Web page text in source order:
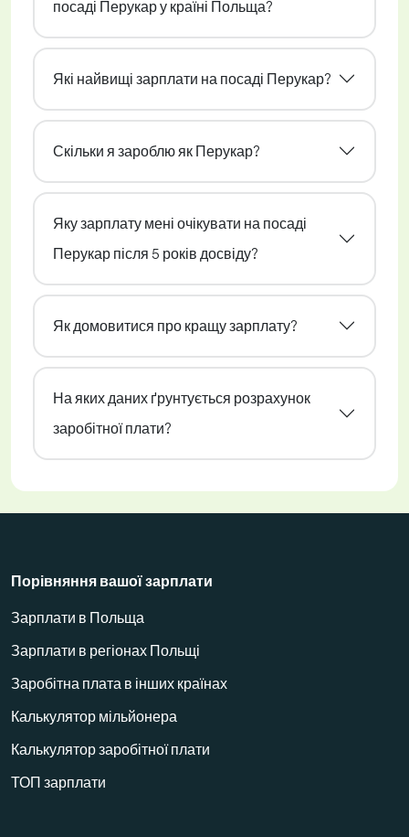
посаді Перукар у країні Польща?
Які найвищі зарплати на посаді Перукар?
Скільки я зароблю як Перукар?
Яку зарплату мені очікувати на посаді
Перукар після 5 років досвіду?
Як домовитися про кращу зарплату?
На яких даних ґрунтується розрахунок
заробітної плати?
Порівняння вашої зарплати
Зарплати в Польща
Зарплати в регіонах Польщі
Заробітна плата в інших країнах
Калькулятор мільйонера
Калькулятор заробітної плати
ТОП зарплати